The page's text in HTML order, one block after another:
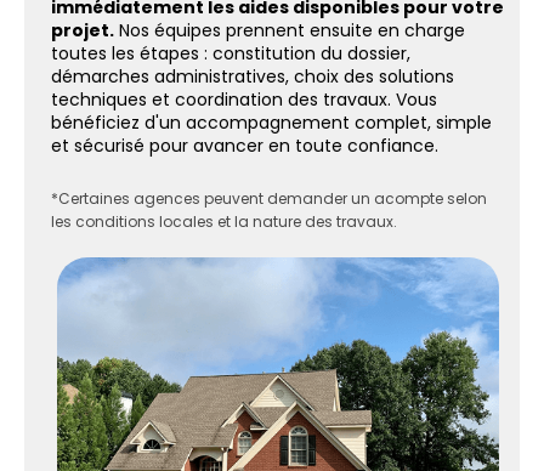
immédiatement les aides disponibles pour votre
projet. Nos équipes prennent ensuite en charge
toutes les étapes : constitution du dossier,
démarches administratives, choix des solutions
techniques et coordination des travaux. Vous
bénéficiez d'un accompagnement complet, simple
et sécurisé pour avancer en toute confiance.
*Certaines agences peuvent demander un acompte selon
les conditions locales et la nature des travaux.